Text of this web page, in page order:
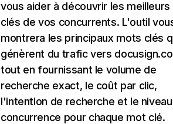
vous aider à découvrir les
clés de vos concurrents. L'outil
montrera les principaux mots clés
génèrent du trafic vers
tout en fournissant le volume de
recherche exact, le coût par clic,
l'intention de recherche et le
concurrence pour chaque mot clé.